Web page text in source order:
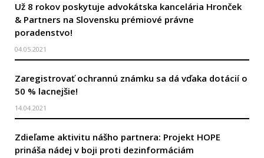
Už 8 rokov poskytuje advokátska kancelária Hronček
& Partners na Slovensku prémiové právne
poradenstvo!
04.05.2021
Zaregistrovať ochrannú známku sa dá vďaka dotácií o
50 % lacnejšie!
14.04.2021
Zdieľame aktivitu nášho partnera: Projekt HOPE
prináša nádej v boji proti dezinformáciám